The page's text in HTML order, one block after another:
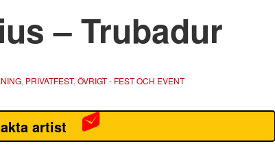
– Trubadur
PRIVATFEST, ÖVRIGT - FEST OCH EVENT
artist